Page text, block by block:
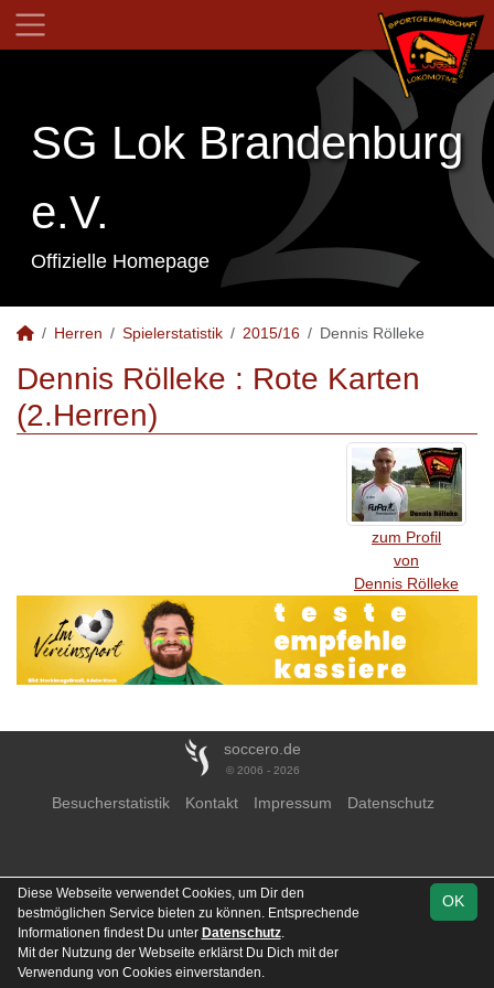
SG Lok Brandenburg
e.V.
Offizielle Homepage
Herren Spielerstatistik 2015/16 Dennis Rölleke
Dennis Rölleke : Rote Karten
(2.Herren)
zum Profil
von
Dennis Rölleke
soccero.de
© 2006 - 2026
Besucherstatistik Kontakt Impressum Datenschutz
OK
Diese Webseite verwendet Cookies, um Dir den
bestmöglichen Service bieten zu können. Entsprechende
Informationen findest Du unter Datenschutz.
Mit der Nutzung der Webseite erklärst Du Dich mit der
Verwendung von Cookies einverstanden.